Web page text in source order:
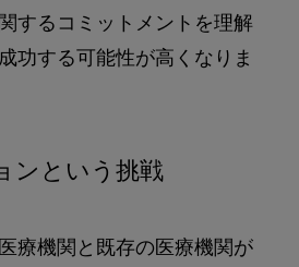
するコミットメントを理解
功する可能性が高くなりま
ンという挑戦
療機関と既存の医療機関が